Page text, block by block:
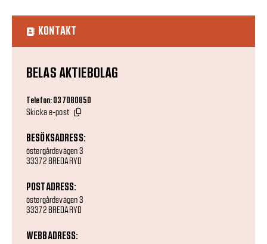
KONTAKT
BELAS AKTIEBOLAG
Telefon: 037080850
Skicka e-post
BESÖKSADRESS:
östergårdsvägen 3
33372 BREDARYD
POSTADRESS:
östergårdsvägen 3
33372 BREDARYD
WEBBADRESS: